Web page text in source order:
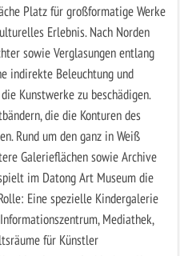
Platz für großformatige Werke
Erlebnis. Nach Norden
sowie Verglasungen entlang
indirekte Beleuchtung und
Kunstwerke zu beschädigen.
die die Konturen des
Rund um den ganz in Weiß
Galerieflächen sowie Archive
im Datong Art Museum die
Eine spezielle Kindergalerie
Mediathek,
für Künstler